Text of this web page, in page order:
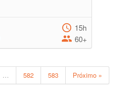
15h
60+
… 582 583 Próximo »